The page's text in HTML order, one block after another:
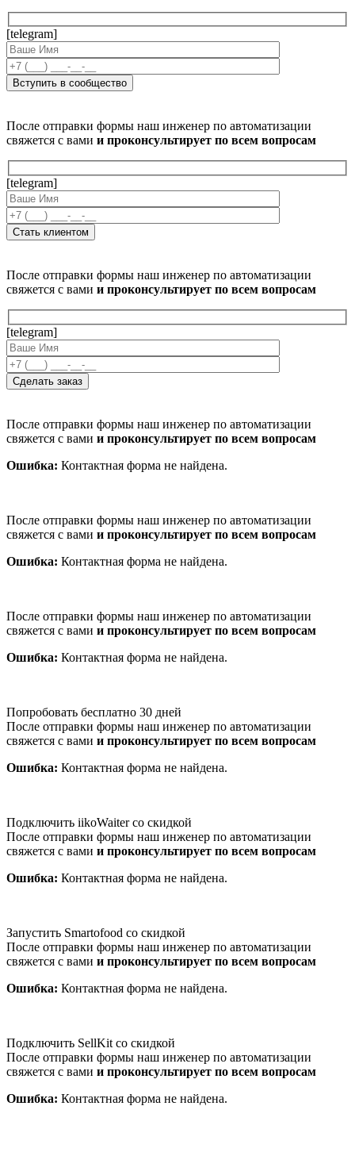
[telegram]
После отправки формы наш инженер по автоматизации
свяжется с вами и проконсультирует по всем вопросам
[telegram]
После отправки формы наш инженер по автоматизации
свяжется с вами и проконсультирует по всем вопросам
[telegram]
После отправки формы наш инженер по автоматизации
свяжется с вами и проконсультирует по всем вопросам
Ошибка: Контактная форма не найдена.
После отправки формы наш инженер по автоматизации
свяжется с вами и проконсультирует по всем вопросам
Ошибка: Контактная форма не найдена.
После отправки формы наш инженер по автоматизации
свяжется с вами и проконсультирует по всем вопросам
Ошибка: Контактная форма не найдена.
Попробовать бесплатно 30 дней
После отправки формы наш инженер по автоматизации
свяжется с вами и проконсультирует по всем вопросам
Ошибка: Контактная форма не найдена.
Подключить iikoWaiter со скидкой
После отправки формы наш инженер по автоматизации
свяжется с вами и проконсультирует по всем вопросам
Ошибка: Контактная форма не найдена.
Запустить Smartofood со скидкой
После отправки формы наш инженер по автоматизации
свяжется с вами и проконсультирует по всем вопросам
Ошибка: Контактная форма не найдена.
Подключить SellKit со скидкой
После отправки формы наш инженер по автоматизации
свяжется с вами и проконсультирует по всем вопросам
Ошибка: Контактная форма не найдена.